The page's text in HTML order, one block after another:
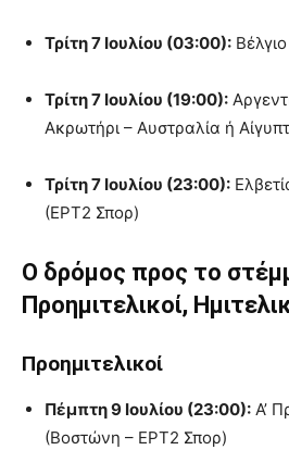
Τρίτη 7 Ιουλίου (03:00):
Τρίτη 7 Ιουλίου (19:00):
Ακρωτήρι – Αυστραλία ή
Τρίτη 7 Ιουλίου (23:00):
(ΕΡΤ2 Σπορ)
Ο δρόμος προς το
Προημιτελικοί,
Προημιτελικοί
Πέμπτη 9 Ιουλίου (23:00): Α’
(Βοστώνη – ΕΡΤ2 Σπορ)